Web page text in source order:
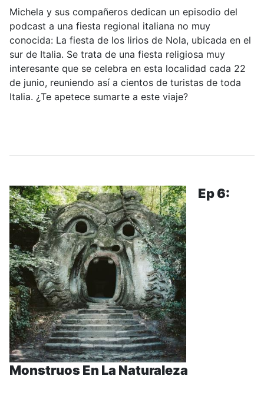
Michela y sus compañeros dedican un episodio del
podcast a una fiesta regional italiana no muy
conocida: La fiesta de los lirios de Nola, ubicada en el
sur de Italia. Se trata de una fiesta religiosa muy
interesante que se celebra en esta localidad cada 22
de junio, reuniendo así a cientos de turistas de toda
Italia. ¿Te apetece sumarte a este viaje?
Ep 6:
Monstruos En La Naturaleza